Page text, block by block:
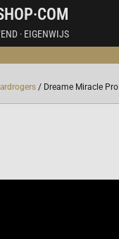
· EIGENWIJS
/ Dreame Miracle Pro